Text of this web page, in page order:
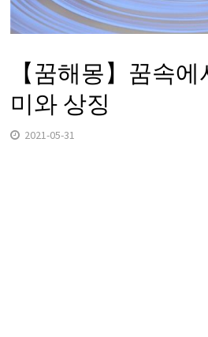
【꿈해몽】꿈속
미와 상징
2021-05-31